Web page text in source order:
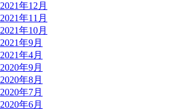
2021年12月
2021年11月
2021年10月
2021年9月
2021年4月
2020年9月
2020年8月
2020年7月
2020年6月